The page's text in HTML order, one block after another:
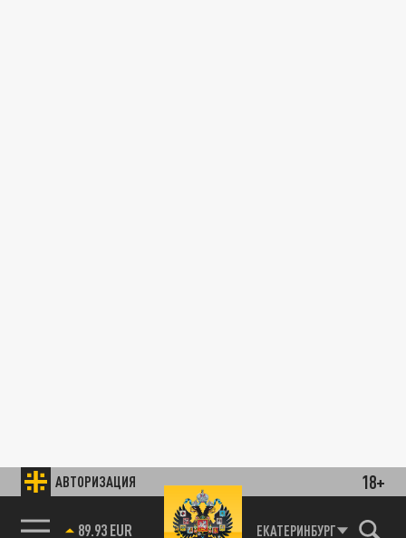
АВТОРИЗАЦИЯ 18+
89.93 EUR ЕКАТЕРИНБУРГ